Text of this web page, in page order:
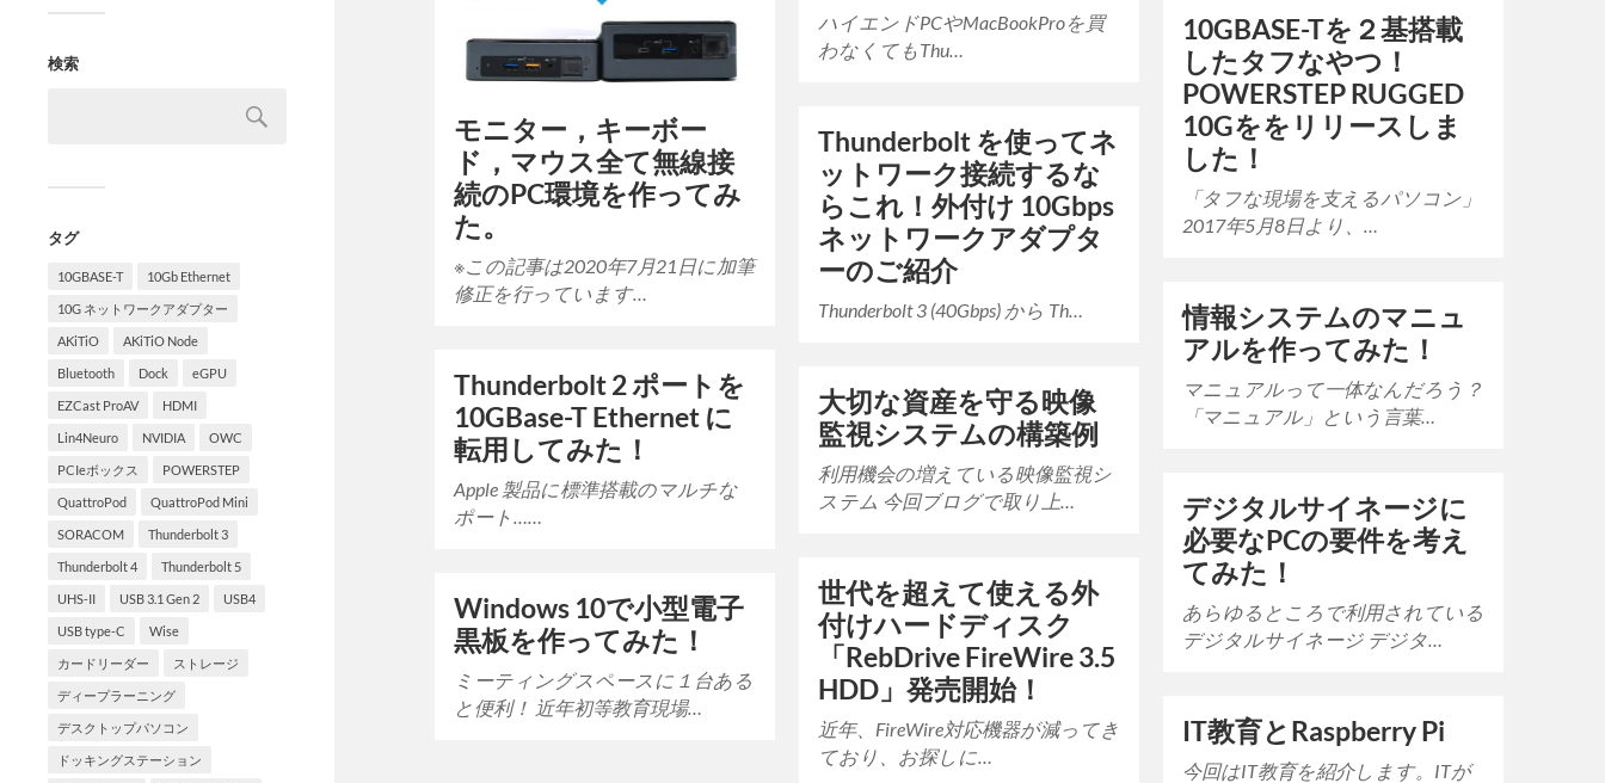
検索
タグ
10GBASE-T 10Gb Ethernet
10G ネットワークアダプター
AKiTiO AKiTiO Node
Bluetooth Dock eGPU
EZCast ProAV HDMI
Lin4Neuro NVIDIA OWC
PCIeボックス POWERSTEP
QuattroPod QuattroPod Mini
SORACOM Thunderbolt 3
Thunderbolt 4 Thunderbolt 5
UHS-II USB 3.1 Gen 2 USB4
USB type-C Wise
カードリーダー ストレージ
ディープラーニング
デスクトップパソコン
ドッキングステーション
ハイエンドPCやMacBookProを買
わなくてもThu…
モニター，キーボー
ド，マウス全て無線接
続のPC環境を作ってみ
た。
※この記事は2020年7月21日に加筆
修正を行っています…
10GBASE-Tを２基搭載
したタフなやつ！
POWERSTEP RUGGED
10Gををリリースしま
した！
「タフな現場を支えるパソコン」
2017年5月8日より、…
Thunderbolt を使ってネ
ットワーク接続するな
らこれ！外付け 10Gbps
ネットワークアダプタ
ーのご紹介
Thunderbolt 3 (40Gbps) から Th…
情報システムのマニュ
アルを作ってみた！
マニュアルって一体なんだろう？
「マニュアル」という言葉…
Thunderbolt 2 ポートを
10GBase-T Ethernet に
転用してみた！
Apple 製品に標準搭載のマルチな
ポート……
大切な資産を守る映像
監視システムの構築例
利用機会の増えている映像監視シ
ステム 今回ブログで取り上…
デジタルサイネージに
必要なPCの要件を考え
てみた！
あらゆるところで利用されている
デジタルサイネージ デジタ…
世代を超えて使える外
付けハードディスク
「RebDrive FireWire 3.5
HDD」発売開始！
近年、FireWire対応機器が減ってき
ており、お探しに…
Windows 10で小型電子
黒板を作ってみた！
ミーティングスペースに１台ある
と便利！ 近年初等教育現場…
IT教育とRaspberry Pi
今回はIT教育を紹介します。ITが